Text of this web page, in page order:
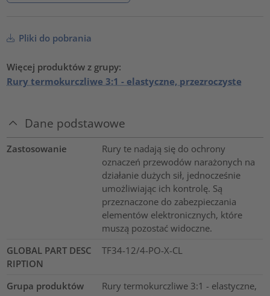
Pliki do pobrania
Więcej produktów z grupy:
Rury termokurczliwe 3:1 - elastyczne, przezroczyste
Dane podstawowe
Zastosowanie
Rury te nadają się do ochrony
oznaczeń przewodów narażonych na
działanie dużych sił, jednocześnie
umożliwiając ich kontrolę. Są
przeznaczone do zabezpieczania
elementów elektronicznych, które
muszą pozostać widoczne.
GLOBAL PART DESC
RIPTION
TF34-12/4-PO-X-CL
Grupa produktów
Rury termokurczliwe 3:1 - elastyczne,